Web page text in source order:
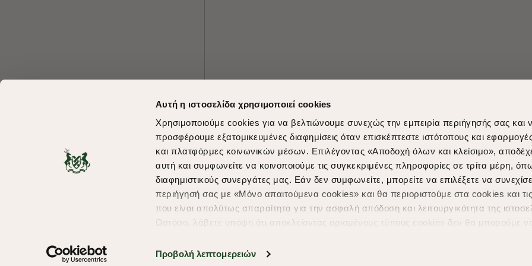
Αυτή η ιστοσελίδα χρησιμοποιεί cookies
Χρησιμοποιούμε cookies για να βελτιώνουμε συνεχώς την εμπειρία περιήγησής σας και
προσφέρουμε εξατομικευμένες διαφημίσεις όταν επισκέπτεστε ιστότοπους και
και πλατφόρμες κοινωνικών μέσων. Επιλέγοντας «Αποδοχή όλων και κλείσιμο»,
αυτή και συμφωνείτε να κοινοποιούμε τις συγκεκριμένες πληροφορίες σε τρίτα μέρη,
διαφημιστικούς συνεργάτες μας. Εάν δεν συμφωνείτε, μπορείτε να επιλέξετε να
περιήγησή σας με «Μόνο απαιτούμενα cookies» και θα περιοριστούμε στα cookies και τις
που είναι απολύτως απαραίτητα για την ασφαλή απόδοση και λειτουργικότητα της
Ωστόσο, λάβετε υπόψη ότι αποκλείοντας ορισμένους τύπους cookies δεν θα μπορούμε
υπηρεσίες και διαφημίσεις. Για να προσαρμόσετε τις επιλογές σας ή να ανακαλέσετε τη
Προβολή λεπτομερειών
Shopping in secure with Shipping
Copyright © 2026 thebostonians.gr. All Rights Reserved.